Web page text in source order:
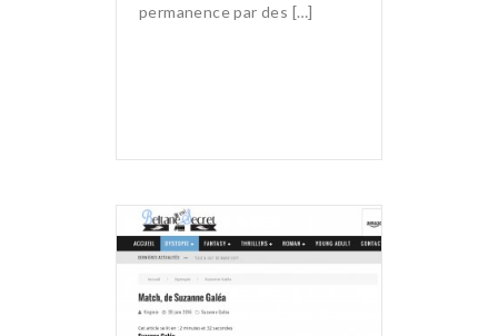
permanence par des […]